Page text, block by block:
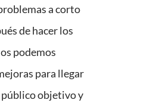
a corto
de hacer los
podemos
para llegar
objetivo y